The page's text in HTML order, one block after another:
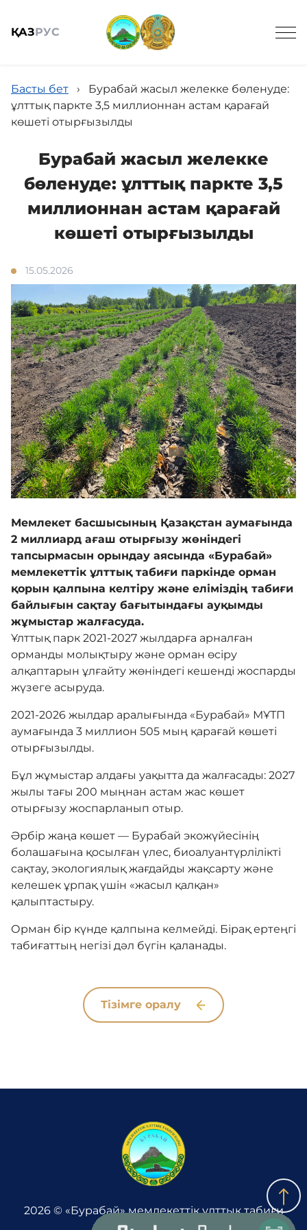
ҚАЗРУС
Жалпы мәлімет
Спорттық балық аулау онлайн
Галерея
Көрнекті жерлер
Өртке қарсы үгіт
Байланыс
Табыс пен мүлік туралы декларация
Адалдық алаңы
Нашар көретіндерге
арналған нұсқа
Басты бет ›
Бурабай жасыл желекке бөленуде:
ұлттық паркте 3,5 миллионнан астам қарағай
көшеті отырғызылды
Бурабай жасыл желекке
бөленуде: ұлттық паркте 3,5
миллионнан астам қарағай
көшеті отырғызылды
15.05.2026
Мемлекет басшысының Қазақстан аумағында
2 миллиард ағаш отырғызу жөніндегі
тапсырмасын орындау аясында «Бурабай»
мемлекеттік ұлттық табиғи паркінде орман
қорын қалпына келтіру және еліміздің табиғи
байлығын сақтау бағытындағы ауқымды
жұмыстар жалғасуда.
Ұлттық парк 2021-2027 жылдарға арналған
орманды молықтыру және орман өсіру
алқаптарын ұлғайту жөніндегі кешенді жоспарды
жүзеге асыруда.
2021-2026 жылдар аралығында «Бурабай» МҰТП
аумағында 3 миллион 505 мың қарағай көшеті
отырғызылды.
Бұл жұмыстар алдағы уақытта да жалғасады: 2027
жылы тағы 200 мыңнан астам жас көшет
отырғызу жоспарланып отыр.
Әрбір жаңа көшет — Бурабай экожүйесінің
болашағына қосылған үлес, биоалуантүрлілікті
сақтау, экологиялық жағдайды жақсарту және
келешек ұрпақ үшін «жасыл қалқан»
қалыптастыру.
Орман бір күнде қалпына келмейді. Бірақ ертеңгі
табиғаттың негізі дәл бүгін қаланады.
Тізімге оралу
2026 © «Бурабай» мемлекеттік ұлттық табиғи
паркі